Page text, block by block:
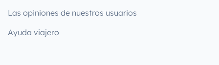
Las opiniones de nuestros usuarios
Ayuda viajero